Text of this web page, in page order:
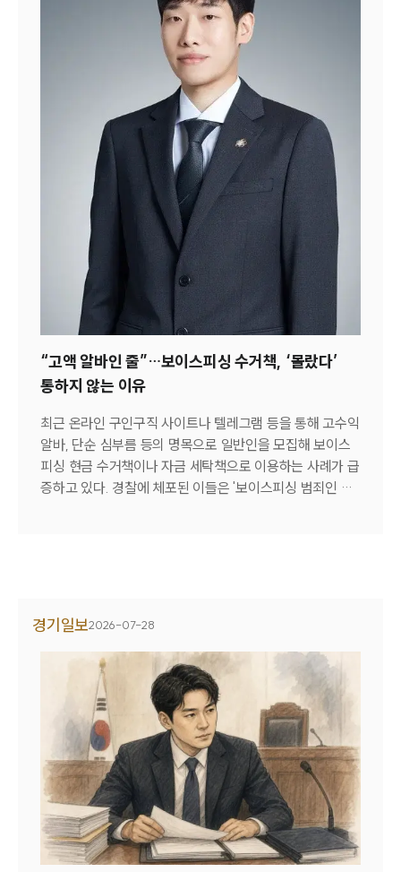
소화하고 자산 승계를 계획하기 위해 미국에서 널리 활용되
는 제도로, 상속재산이 법원의 검인절차(Probate)를 거치
지 않도록 생전신탁을 설정하는 경우가 많다. 다만 한국에
서는 신탁 구조에 대한 법적 해석과 세무상 판단이 미국과
다를 수 있어 한국 정착 이전에 관련 내용을 점검해둬야 한
다.많은 이들이 자산의 대략적인 규모는 파악하고 있지만,
명의 구조와 보유 형태까지 체계적으로 정리해둔 경우는 드
물다. 미국 부동산은 한국 정착 과정에서 비중이 큰 자산 중
하나로 꼽힌다. 부동산은 보유 여부보다 처분 시점이 관건
이다. 한국 세법상 거주자로 전환되기 전에 매각하는 경우
와 이후 매각하는 경우는 검토해야 할 세무 이슈와 신고 범
위가 달라질 수 있다.한국 세법상 거주자로 전환된 이후에
는 미국 부동산에서 발생하는 임대소득과 양도소득을 미국
뿐 아니라 한국 국세청에도 함께 신고해야 하는 의무가 발
생한다. 따라서 부동산 처분 시기와 보유 전략은 시장 상황
양국의 세법상 지위 변화 및 신고 의무까지 종합적으로 고
려해서 세워야 한다.노후 생활의 기반인 미국 연금 역시 인
회보장연금(Social Security)을 비롯한 401(k), IRA 등은
한국 정착 이후에도 중요한 자산으로 남는다. 다만 수령 시
기와 인출 방식에 따라 실제 수령액과 세금 부담에 차이가
생긴다. 특히 연금은 한국과 미국의 과세 체계가 동시에 적
국이냐 미국이냐에 따라 적용되는 법제도와 면세 한도, 행
속인이 승계하는 구조는 실무에서 자주 발생하지만, 국경을
넘는 상속은 준비 절차가 까다롭고 검토할 사항도 많다. 미
국에서 작성한 유언장이나 신탁계약이 있는 경우 국내 상속
절차에서 그대로 인정되는지, 별도의 법률 검토가 필요한지
부터 확인해야 한다. 상속과 증여를 전체적인 자산 이전 계
획 안에서 하나로 묶어 설계해야만 향후 불필요한 법적 분
쟁을 방지하고 세금 부담을 합리적으로 낮출 수 있다.앞서
살펴본 부동산 처분 시기, 연금 수령 계획, 상속·증여 구조,
그리고 한·미 세법상 거주자 전환 시점은 결코 개별적인 사
안이 아니다. 모든 요소가 하나의 톱니바퀴처럼 긴밀하게
“고액 알바인 줄”…보이스피싱 수거책, ‘몰랐다’
통하지 않는 이유
최근 온라인 구인구직 사이트나 텔레그램 등을 통해 고수익
알바, 단순 심부름 등의 명목으로 일반인을 모집해 보이스
피싱 현금 수거책이나 자금 세탁책으로 이용하는 사례가 급
증하고 있다. 경찰에 체포된 이들은 '보이스피싱 범죄인 줄
게 묻는 확고한 법리적 기준이 적용되기 때문이다. 보이스
피싱 사건에서 가장 빈번하게 다퉈지는 쟁점은 공모공동정
범의 성립 여부다. 많은 피의자들이 콜센터 직원처럼 직접
피해자를 기망하지 않았고 범행의 전체 계획도 몰랐다며 공
범 관계를 부인한다. 그러나 형법상 공모는 사전에 치밀한
전체 모의를 거쳐야만 인정되는 것이 아니다. 대법원은 2인
이상이 범죄에 가공할 때 순차적이고 암묵적인 의사의 결합
만으로도 공모관계가 성립한다고 본다. 즉 자신이 조직적
범죄의 분업화된 한 역할을 담당하고 있음을 인식한 채 범
행을 수행했다면 구체적인 사기 수법을 몰랐다 하더라도 전
체 범죄를 실현하려는 의사가 있다고 보아 다른 공범들의
행위에 대해서까지 무거운 형사책임을 지게 되는 것이다.
경기일보2026-07-28